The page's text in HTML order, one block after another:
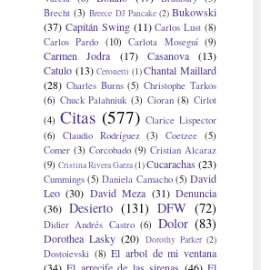
Brecht (3) Breece DJ Pancake (2) Bukowski
(37) Capitán Swing (11) Carlos Lust (8)
Carlos Pardo (10) Carlota Moseguí (9)
Carmen Jodra (17) Casanova
(13)
Catulo (13) Ceronetti (1) Chantal Maillard
(28) Charles Burns (5) Christophe Tarkos
(6) Chuck Palahniuk (3) Cioran (8) Cirlot
(4) Citas (577) Clarice Lispector
(6)
Claudio Rodríguez (3) Coetzee (5)
Comer (3) Corcobado (9) Cristian Alcaraz
(9) Cristina Rivera Garza(1)Cucarachas (23)
Cummings (5) Daniela Camacho (5) David
Leo (30) David Meza (31) Denuncia
(36) Desierto (131) DFW (72)
Didier Andrés Castro (6) Dolor (83)
Dorothea Lasky (20) Dorothy Parker (2)
Dostoievski (8) El arbol de mi ventana
(34) El arrecife de las sirenas (46) El